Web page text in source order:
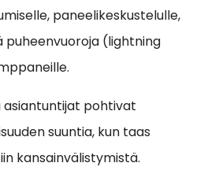
paneelikeskustelulle,
puheenvuoroja (lightning
asiantuntijat pohtivat
suuntia, kun taas
kansainvälistymistä.